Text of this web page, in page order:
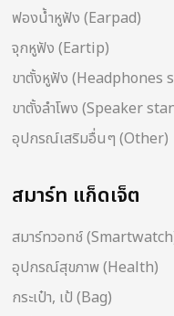
ฟองน้ำหูฟัง (Earpad)
จุกหูฟัง (Eartip)
ขาตั้งหูฟัง (Headphones
ขาตั้งลำโพง (Speaker
อุปกรณ์เสริมอื่นๆ (Other)
สมาร์ท แก็ดเจ็ต
สมาร์ทวอทช์
อุปกรณ์สุขภาพ (Health)
กระเป๋า, เป้ (Bag)